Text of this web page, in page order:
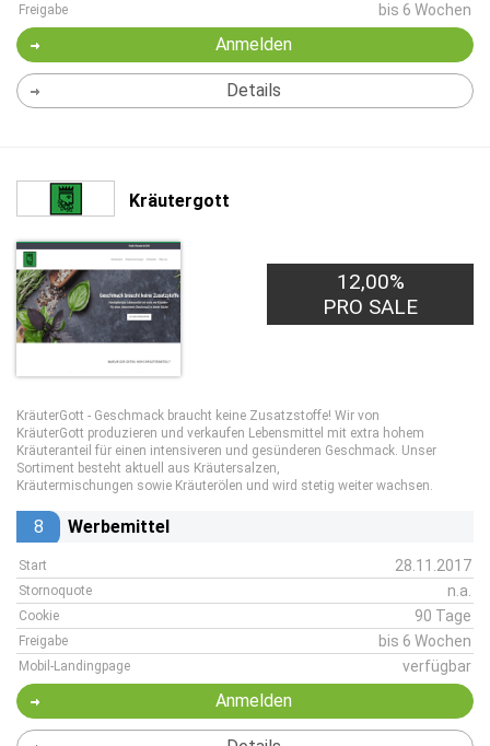
Freigabe bis 6 Wochen
Anmelden
Details
Kräutergott
12,00%
PRO SALE
KräuterGott - Geschmack braucht keine Zusatzstoffe! Wir von
KräuterGott produzieren und verkaufen Lebensmittel mit extra hohem
Kräuteranteil für einen intensiveren und gesünderen Geschmack. Unser
Sortiment besteht aktuell aus Kräutersalzen,
Kräutermischungen sowie Kräuterölen und wird stetig weiter wachsen.
8 Werbemittel
Start 28.11.2017
Stornoquote n.a.
Cookie 90 Tage
Freigabe bis 6 Wochen
Mobil-Landingpage verfügbar
Anmelden